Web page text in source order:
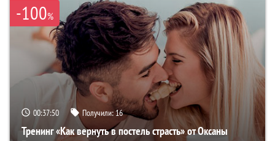
-100%
00:37:49 Получили:16
Тренинг «Как вернуть в постель страсть» от Оксаны